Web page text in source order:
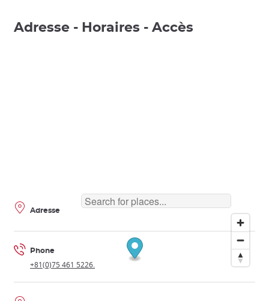
Adresse - Horaires - Accès
Adresse
Phone
+81(0)75 461 5226.